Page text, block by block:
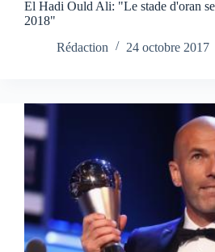
El Hadi Ould Ali: "Le stade d'oran
2018"
Rédaction
24 octobre 2017